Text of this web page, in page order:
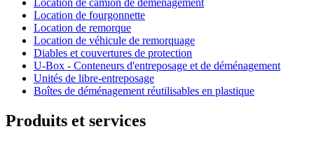
Location de camion de déménagement
Location de fourgonnette
Location de remorque
Location de véhicule de remorquage
Diables et couvertures de protection
U-Box - Conteneurs d'entreposage et de déménagement
Unités de libre-entreposage
Boîtes de déménagement réutilisables en plastique
Produits et services